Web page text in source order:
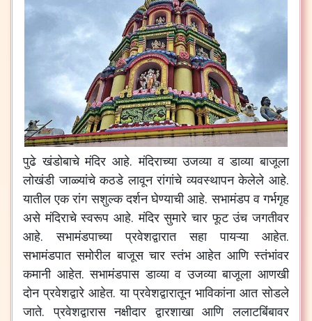
पुढे खंडोबाचे मंदिर आहे. मंदिराच्या उजव्या व डाव्या बाजूला
लोखंडी जाळ्यांचे कठडे लावून रांगांचे व्यवस्थापन केलेले आहे.
यातील एक रांग सशुल्क दर्शन घेण्याची आहे. सभामंडप व गर्भगृह
असे मंदिराचे स्वरूप आहे. मंदिर सुमारे चार फूट उंच जगतीवर
आहे. सभामंडपाच्या प्रवेशद्वारात सहा पायऱ्या आहेत.
सभामंडपात समोरील बाजूस चार स्तंभ आहेत आणि स्तंभांवर
कमानी आहेत. सभामंडपास डाव्या व उजव्या बाजूला आणखी
दोन प्रवेशद्वारे आहेत. या प्रवेशद्वारातून भाविकांना आत सोडले
जाते. प्रवेशद्वारास नक्षीदार द्वारशाखा आणि ललाटबिंबावर